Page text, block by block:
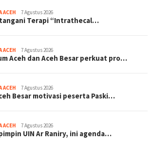
ACEH 7 Agustus 2026
tangani Terapi “Intrathecal…
ACEH 7 Agustus 2026
Aceh dan Aceh Besar perkuat pro…
ACEH 7 Agustus 2026
Besar motivasi peserta Paski…
ACEH 7 Agustus 2026
UIN Ar Raniry, ini agenda…